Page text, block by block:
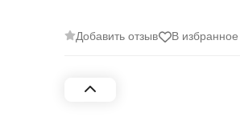
Добавить отзыв В избранное